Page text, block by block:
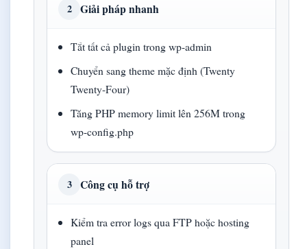
2 Giải pháp nhanh
Tắt tất cả plugin trong wp-admin
Chuyển sang theme mặc định (Twenty
Twenty-Four)
Tăng PHP memory limit lên 256M trong
wp-config.php
3 Công cụ hỗ trợ
Kiểm tra error logs qua FTP hoặc hosting
panel